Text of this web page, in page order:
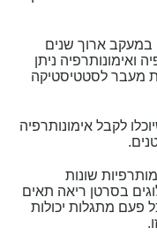
ארוך שנים
ואימונותרפיה ניתן
מעבר לסטטיסטיקה
לקבל אימונותרפיה
שונות
בסרטן ריאה תאים
פעם מתגלות יכולות